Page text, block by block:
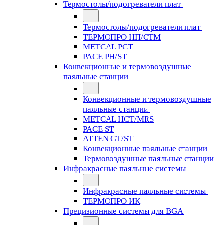
Термостолы/подогреватели плат
Термостолы/подогреватели плат
ТЕРМОПРО НП/СТМ
METCAL PCT
PACE PH/ST
Конвекционные и термовоздушные
паяльные станции
Конвекционные и термовоздушные
паяльные станции
METCAL HCT/MRS
PACE ST
ATTEN GT/ST
Конвекционные паяльные станции
Термовоздушные паяльные станции
Инфракрасные паяльные системы
Инфракрасные паяльные системы
ТЕРМОПРО ИК
Прецизионные системы для BGA